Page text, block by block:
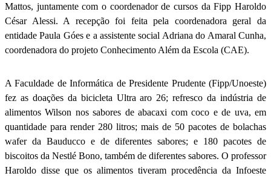
Mattos, juntamente com o coordenador de cursos da Fipp Haroldo
César Alessi. A recepção foi feita pela coordenadora geral da
entidade Paula Góes e a assistente social Adriana do Amaral Cunha,
coordenadora do projeto Conhecimento Além da Escola (CAE).
A Faculdade de Informática de Presidente Prudente (Fipp/Unoeste)
fez as doações da bicicleta Ultra aro 26; refresco da indústria de
alimentos Wilson nos sabores de abacaxi com coco e de uva, em
quantidade para render 280 litros; mais de 50 pacotes de bolachas
wafer da Bauducco e de diferentes sabores; e 180 pacotes de
biscoitos da Nestlé Bono, também de diferentes sabores. O professor
Haroldo disse que os alimentos tiveram procedência da Infoeste